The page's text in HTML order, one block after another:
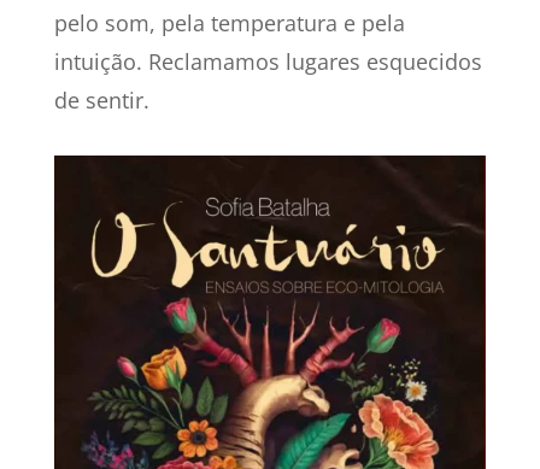
pelo som, pela temperatura e pela
intuição. Reclamamos lugares esquecidos
de sentir.